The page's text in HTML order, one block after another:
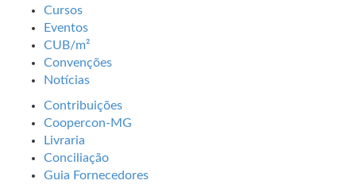
Cursos
Eventos
CUB/m²
Convenções
Notícias
Contribuições
Coopercon-MG
Livraria
Conciliação
Guia Fornecedores